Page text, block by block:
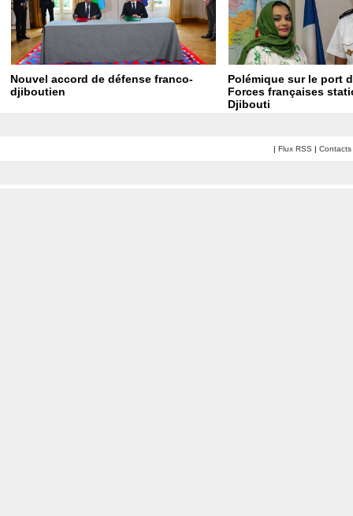
Nouvel accord de défense franco-
djiboutien
Polémique sur le port
Forces françaises
Djibouti
| Flux RSS | Contacts